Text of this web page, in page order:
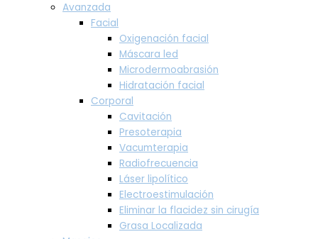
Avanzada
Facial
Oxigenación facial
Máscara led
Microdermoabrasión
Hidratación facial
Corporal
Cavitación
Presoterapia
Vacumterapia
Radiofrecuencia
Láser lipolítico
Electroestimulación
Eliminar la flacidez sin cirugía
Grasa Localizada